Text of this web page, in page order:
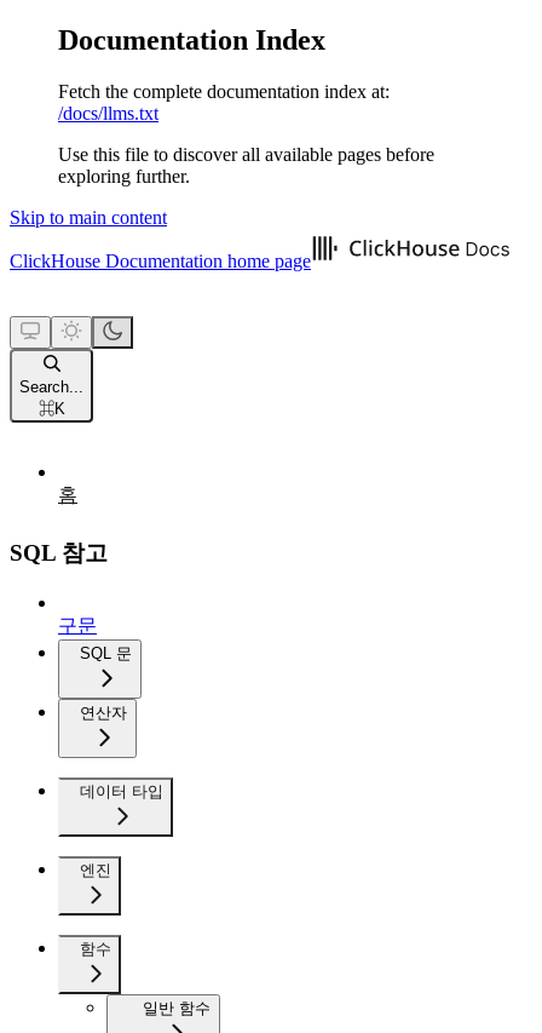
Documentation Index
Fetch the complete documentation index at:
/docs/llms.txt
Use this file to discover all available pages before
exploring further.
Skip to main content
ClickHouse Documentation home page
Search...
⌘K
홈
SQL 참고
구문
SQL 문
연산자
데이터 타입
엔진
함수
일반 함수